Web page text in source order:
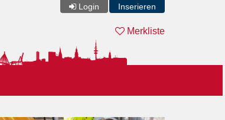
Login Inserieren
Merkliste